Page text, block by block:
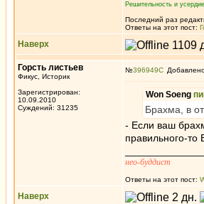
Решительность и
Последний раз
Ответы на этот пост:
Наверх
Горсть листьев
Фикус, Историк
Зарегистрирован:
10.09.2010
Суждений: 31235
№396949
Won Soeng
Брахма, в
- Если ваш
правильного-то
нео-буддист
Ответы на этот пост:
Наверх